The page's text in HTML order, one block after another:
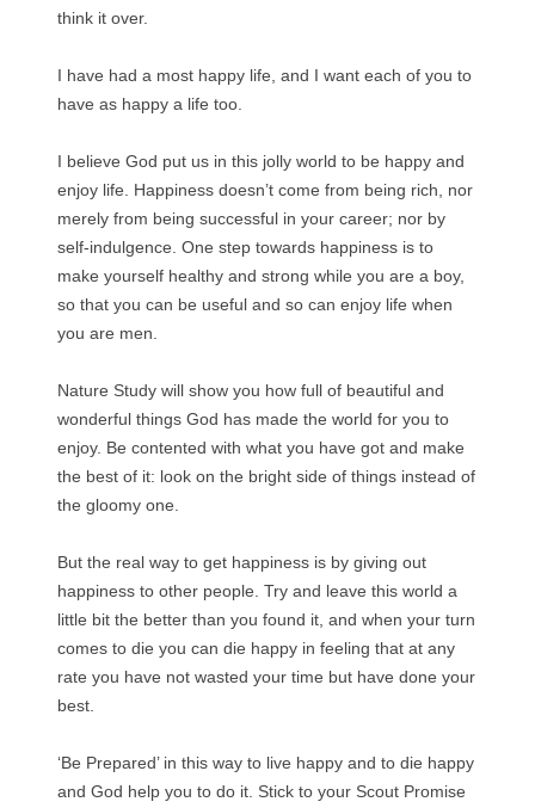
think it over.
I have had a most happy life, and I want each of you to
have as happy a life too.
I believe God put us in this jolly world to be happy and
enjoy life. Happiness doesn’t come from being rich, nor
merely from being successful in your career; nor by
self-indulgence. One step towards happiness is to
make yourself healthy and strong while you are a boy,
so that you can be useful and so can enjoy life when
you are men.
Nature Study will show you how full of beautiful and
wonderful things God has made the world for you to
enjoy. Be contented with what you have got and make
the best of it: look on the bright side of things instead of
the gloomy one.
But the real way to get happiness is by giving out
happiness to other people. Try and leave this world a
little bit the better than you found it, and when your turn
comes to die you can die happy in feeling that at any
rate you have not wasted your time but have done your
best.
‘Be Prepared’ in this way to live happy and to die happy
and God help you to do it. Stick to your Scout Promise